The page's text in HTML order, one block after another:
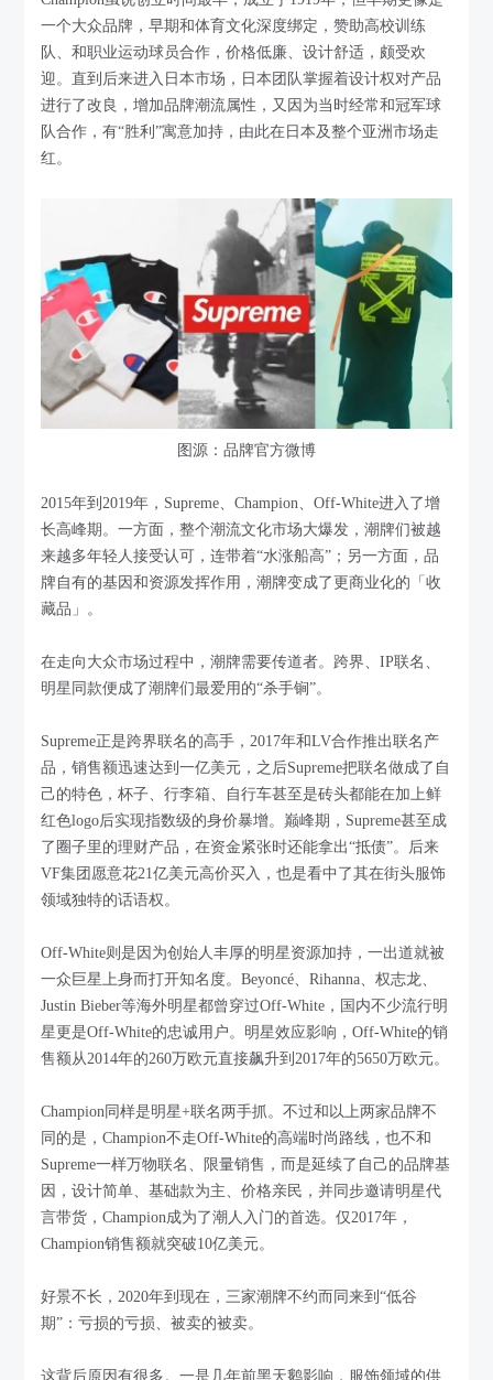
一个大众品牌，早期和体育文化深度绑定，赞助高校训练
队、和职业运动球员合作，价格低廉、设计舒适，颇受欢
迎。直到后来进入日本市场，日本团队掌握着设计权对产品
进行了改良，增加品牌潮流属性，又因为当时经常和冠军球
队合作，有“胜利”寓意加持，由此在日本及整个亚洲市场走
红。
图源：品牌官方微博
2015年到2019年，Supreme、Champion、Off-White进入了增
长高峰期。一方面，整个潮流文化市场大爆发，潮牌们被越
来越多年轻人接受认可，连带着“水涨船高”；另一方面，品
牌自有的基因和资源发挥作用，潮牌变成了更商业化的「收
藏品」。
在走向大众市场过程中，潮牌需要传道者。跨界、IP联名、
明星同款便成了潮牌们最爱用的“杀手锏”。
Supreme正是跨界联名的高手，2017年和LV合作推出联名产
品，销售额迅速达到一亿美元，之后Supreme把联名做成了自
己的特色，杯子、行李箱、自行车甚至是砖头都能在加上鲜
红色logo后实现指数级的身价暴增。巅峰期，Supreme甚至成
了圈子里的理财产品，在资金紧张时还能拿出“抵债”。后来
VF集团愿意花21亿美元高价买入，也是看中了其在街头服饰
领域独特的话语权。
Off-White则是因为创始人丰厚的明星资源加持，一出道就被
一众巨星上身而打开知名度。Beyoncé、Rihanna、权志龙、
Justin Bieber等海外明星都曾穿过Off-White，国内不少流行明
星更是Off-White的忠诚用户。明星效应影响，Off-White的销
售额从2014年的260万欧元直接飙升到2017年的5650万欧元。
Champion同样是明星+联名两手抓。不过和以上两家品牌不
同的是，Champion不走Off-White的高端时尚路线，也不和
Supreme一样万物联名、限量销售，而是延续了自己的品牌基
因，设计简单、基础款为主、价格亲民，并同步邀请明星代
言带货，Champion成为了潮人入门的首选。仅2017年，
Champion销售额就突破10亿美元。
好景不长，2020年到现在，三家潮牌不约而同来到“低谷
期”：亏损的亏损、被卖的被卖。
这背后原因有很多。一是几年前黑天鹅影响，服饰领域的供